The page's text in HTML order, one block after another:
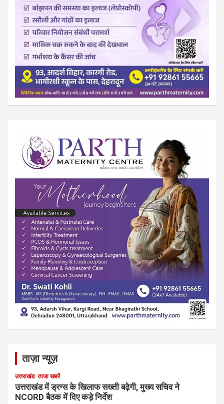
ताज़ा न्यूज़
उत्तराखंड ताजा खबरें
उत्तराखंड में ड्रग्स के खिलाफ सख्ती बढ़ेगी, मुख्य सचिव ने
NCORD बैठक में दिए कड़े निर्देश